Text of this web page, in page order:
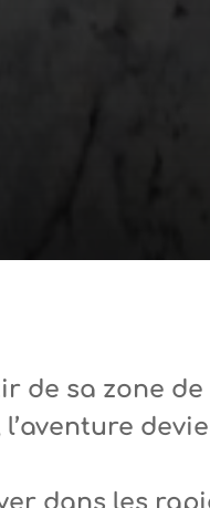
de sa zone
dans les